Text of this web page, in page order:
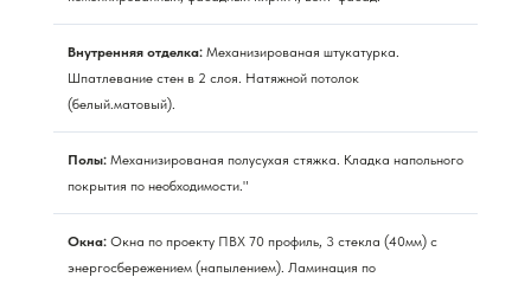
Внутренняя отделка: Механизированая штукатурка.
Шпатлевание стен в 2 слоя. Натяжной потолок
(белый.матовый).
Полы: Механизированая полусухая стяжка. Кладка напольного
покрытия по необходимости."
Окна: Окна по проекту ПВХ 70 профиль, 3 стекла (40мм) с
энергосбережением (напылением). Ламинация по